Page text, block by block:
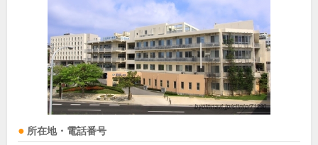
所在地・電話番号